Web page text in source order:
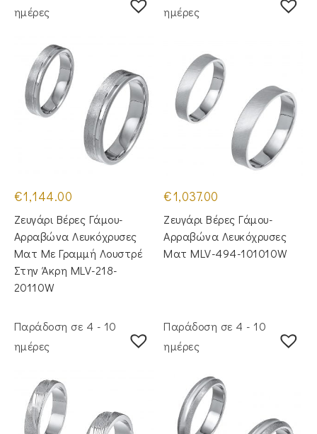
ημέρες
€1,144.00
Ζευγάρι Βέρες Γάμου-
Αρραβώνα Λευκόχρυσες
Ματ Με Γραμμή Λουστρέ
Στην Άκρη MLV-218-
20110W
ημέρες
€1,037.00
Ζευγάρι Βέρες Γάμου-
Αρραβώνα Λευκόχρυσες
Ματ MLV-494-101010W
Παράδοση σε 4 - 10
ημέρες
Παράδοση σε 4 - 10
ημέρες